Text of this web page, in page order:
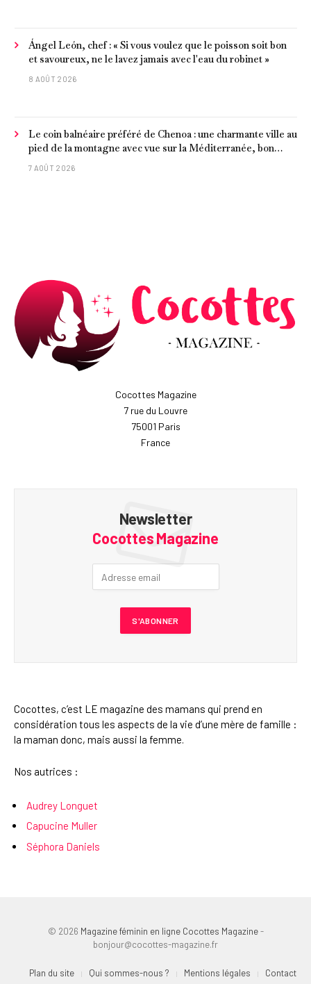
Ángel León, chef : « Si vous voulez que le poisson soit bon
et savoureux, ne le lavez jamais avec l'eau du robinet »
8 AOÛT 2026
Le coin balnéaire préféré de Chenoa : une charmante ville au
pied de la montagne avec vue sur la Méditerranée, bon
poisson et criques isolées
7 AOÛT 2026
Cocottes Magazine
7 rue du Louvre
75001 Paris
France
Newsletter
Cocottes Magazine
Cocottes, c’est LE magazine des mamans qui prend en
considération tous les aspects de la vie d’une mère de famille :
la maman donc, mais aussi la femme.
Nos autrices :
Audrey Longuet
Capucine Muller
Séphora Daniels
© 2026 Magazine féminin en ligne Cocottes Magazine-
bonjour@cocottes-magazine.fr
Plan du site Qui sommes-nous ? Mentions légales Contact